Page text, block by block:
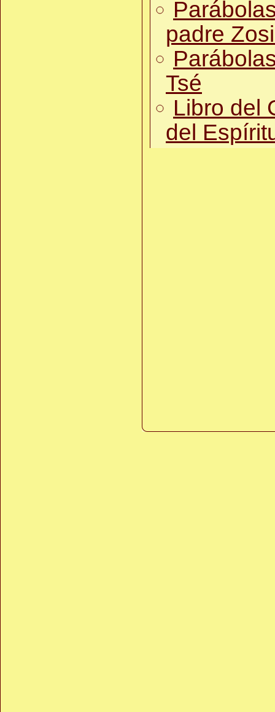
padre
Tsé
Libro del
del